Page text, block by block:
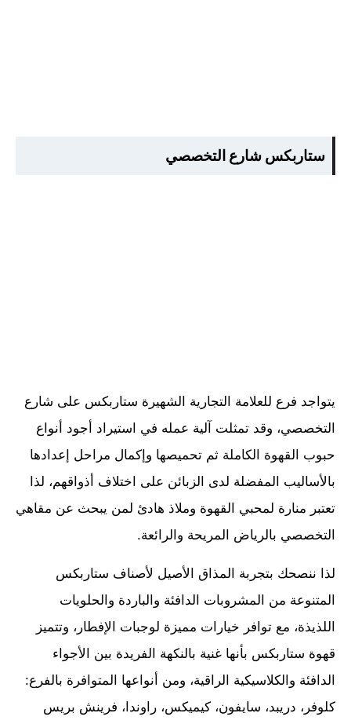
ستاربكس شارع التخصصي
يتواجد فرع للعلامة التجارية الشهيرة ستاربكس على شارع
التخصصي، وقد تمثلت آلية عمله في استيراد أجود أنواع
حبوب القهوة الكاملة ثم تحميصها وإكمال مراحل إعدادها
بالأساليب المفضلة لدى الزبائن على اختلاف أذواقهم، لذا
تعتبر منارة لمحبي القهوة وملاذ هادئ لمن يبحث عن مقاهي
التخصصي بالرياض المريحة والرائعة.
لذا ننصحك بتجربة المذاق الأصيل لأصناف ستاربكس
المتنوعة من المشروبات الدافئة والباردة والحلويات
اللذيذة، مع توافر خيارات مميزة لوجبات الإفطار، وتتميز
قهوة ستاربكس بأنها غنية بالنكهة الفريدة بين الأجواء
الدافئة والكلاسيكية الراقية، ومن أنواعها المتوافرة بالفرع:
كلوفر، دريبد، سايفون، كيميكس، راوندا، فرينش بريس